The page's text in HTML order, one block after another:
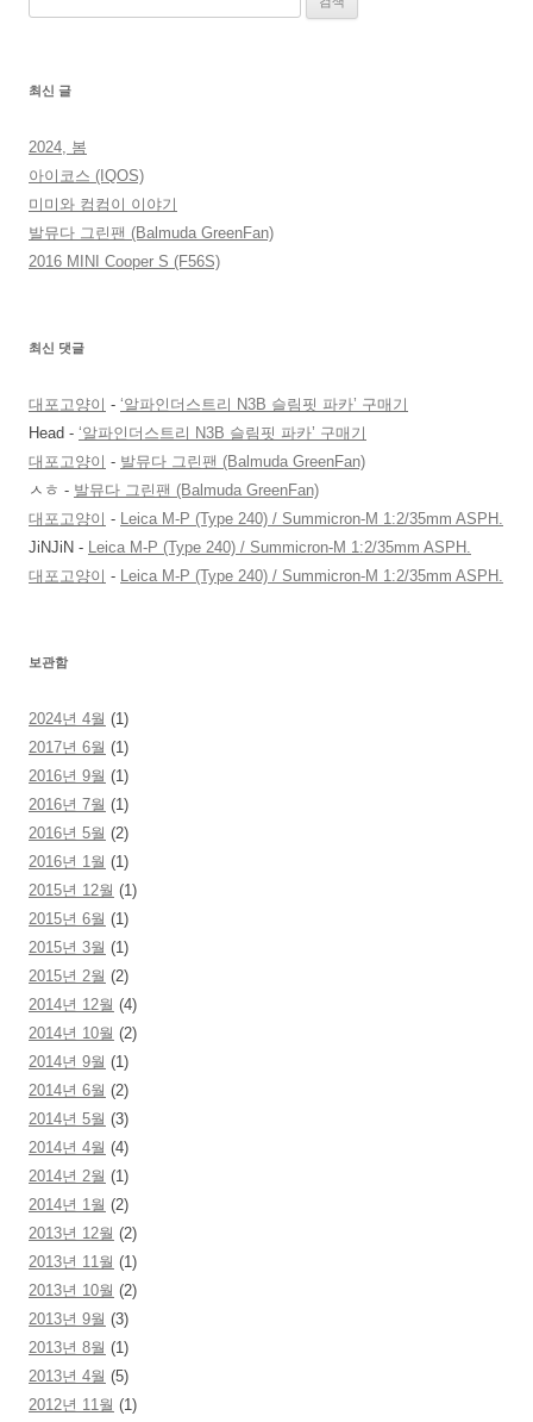
최신 글
2024, 봄
아이코스 (IQOS)
미미와 컴컴이 이야기
발뮤다 그린팬 (Balmuda GreenFan)
2016 MINI Cooper S (F56S)
최신 댓글
대포고양이 - ‘알파인더스트리 N3B 슬림핏 파카’ 구매기
Head - ‘알파인더스트리 N3B 슬림핏 파카’ 구매기
대포고양이 - 발뮤다 그린팬 (Balmuda GreenFan)
ㅅㅎ - 발뮤다 그린팬 (Balmuda GreenFan)
대포고양이 -
Leica M-P (Type 240) / Summicron-M 1:2/35mm ASPH.
JiNJiN -
Leica M-P (Type 240) / Summicron-M 1:2/35mm ASPH.
대포고양이 - Leica M-P (Type 240) / Summicron-M 1:2/35mm ASPH.
보관함
2024년 4월 (1)
2017년 6월 (1)
2016년 9월 (1)
2016년 7월 (1)
2016년 5월 (2)
2016년 1월 (1)
2015년 12월 (1)
2015년 6월 (1)
2015년 3월 (1)
2015년 2월 (2)
2014년 12월 (4)
2014년 10월 (2)
2014년 9월 (1)
2014년 6월 (2)
2014년 5월 (3)
2014년 4월 (4)
2014년 2월 (1)
2014년 1월 (2)
2013년 12월 (2)
2013년 11월 (1)
2013년 10월 (2)
2013년 9월 (3)
2013년 8월 (1)
2013년 4월 (5)
2012년 11월 (1)